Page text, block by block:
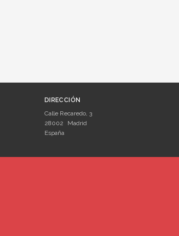
DIRECCIÓN
Calle Recaredo, 3
28002
Madrid
España